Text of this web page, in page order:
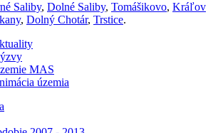
Saliby, Dolné Saliby, Tomášikovo, Kráľov
, Dolný Chotár, Trstice.
MAS
územia